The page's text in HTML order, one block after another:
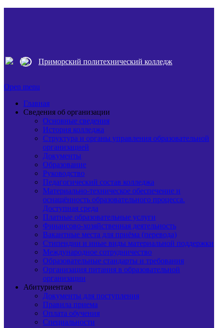
Приморский политехнический колледж
Open menu
Главная
Сведения об организации
Основные сведения
История колледжа
Структура и органы управления образовательной
организацией
Документы
Образование
Руководство
Педагогический состав колледжа
Материально-техническое обеспечение и
оснащённость образовательного процесса.
Доступная среда
Платные образовательные услуги
Финансово-хозяйственная деятельность
Вакантные места для приёма (перевода)
Стипендии и иные виды материальной поддержки
Международное сотрудничество
Образовательные стандарты и требования
Организация питания в образовательной
организации
Абитуриентам
Документы для поступления
Правила приема
Оплата обучения
Специальности